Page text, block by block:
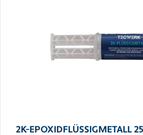
2K-EPOXIDFLÜSSIGMETALL